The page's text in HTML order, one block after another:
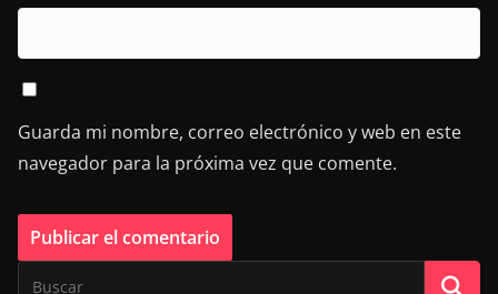
Guarda mi nombre, correo electrónico y web en este
navegador para la próxima vez que comente.